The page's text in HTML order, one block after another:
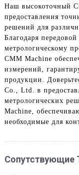
Наш высокоточный
предоставления
решений для
Благодаря
метрологическому
CMM Machine
измерений,
продукции.
Co., Ltd. в
метрологических
Machine,
необходимые для
Сопутствующие